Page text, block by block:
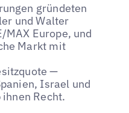
gründeten
und Walter
MAX Europe, und
Markt mit
—
Israel und
Recht.